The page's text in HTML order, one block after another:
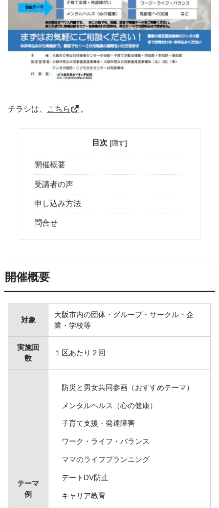
チラシは、 こちら 。
目次 [隠す]
開催概要
受講者の声
申し込み方法
問合せ
開催概要
対象
大阪市内の団体・グループ・サークル・企
業・学校等
実施回
数
１区あたり２回
テーマ
例
防災と男女共同参画（おすすめテーマ）
メンタルヘルス（心の健康）
子育て支援・発達障害
ワーク・ライフ・バランス
ママのライフプランニング
デートDV防止
キャリア教育